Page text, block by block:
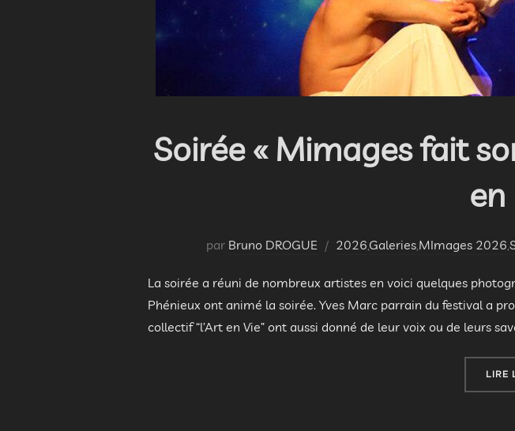
Soirée « Mimages fait
par Bruno DROGUE 2026 Galeries MImages 2026
La soirée a réuni de nombreux artistes en voici quelques
Phénieux ont animé la soirée. Yves Marc parrain du festival a
collectif “l’Art en Vie” ont aussi donné de leur voix ou de leurs
LIRE